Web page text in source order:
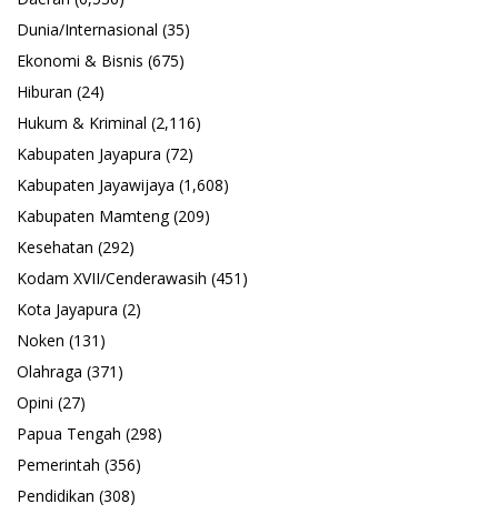
Dunia/Internasional (35)
Ekonomi & Bisnis (675)
Hiburan (24)
Hukum & Kriminal (2,116)
Kabupaten Jayapura (72)
Kabupaten Jayawijaya (1,608)
Kabupaten Mamteng(209)
Kesehatan (292)
Kodam XVII/Cenderawasih (451)
Kota Jayapura (2)
Noken (131)
Olahraga (371)
Opini (27)
Papua Tengah (298)
Pemerintah (356)
Pendidikan (308)